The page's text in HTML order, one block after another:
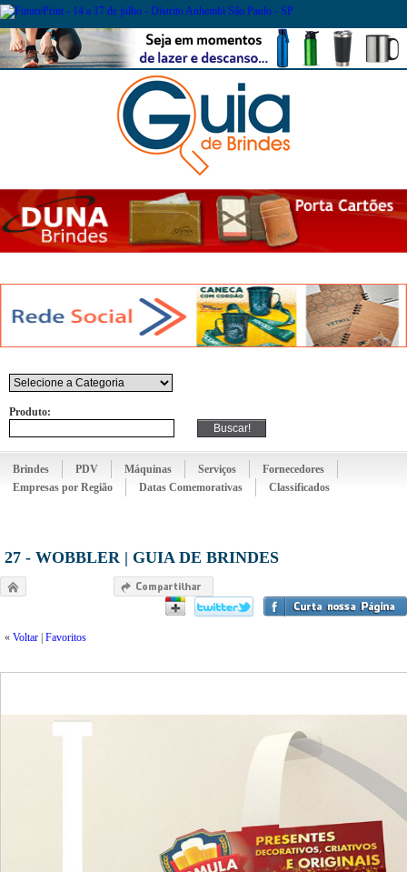
Produto:
Brindes PDV Máquinas Serviços
Fornecedores
Empresas por Região
Datas Comemorativas Classificados
27 - WOBBLER | GUIA DE BRINDES
« Voltar Favoritos